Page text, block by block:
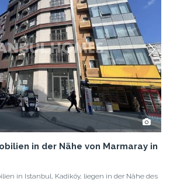
in der Nähe von Marmaray in
in Istanbul, Kadiköy, liegen in der Nähe des